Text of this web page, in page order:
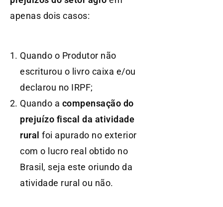
apenas dois casos:
Quando o Produtor não
escriturou o livro caixa e/ou
declarou no IRPF;
Quando a compensação do
prejuízo fiscal da atividade
rural foi apurado no exterior
com o lucro real obtido no
Brasil, seja este oriundo da
atividade rural ou não.